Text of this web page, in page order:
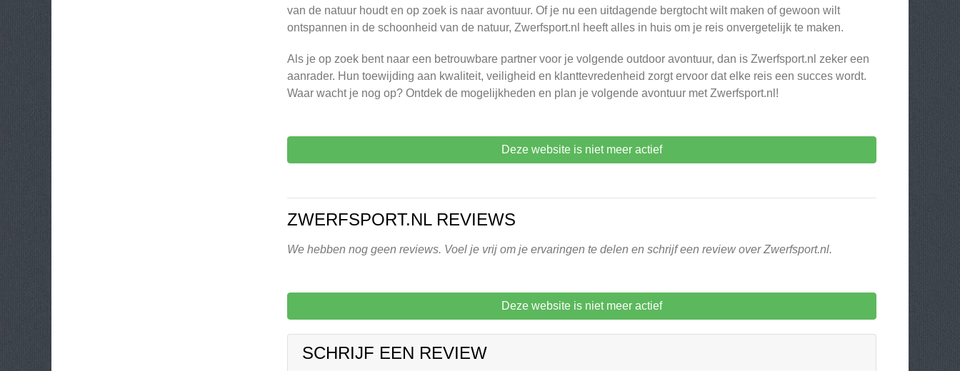
van de natuur houdt en op zoek is naar avontuur. Of je nu een uitdagende bergtocht wilt maken of gewoon wilt
ontspannen in de schoonheid van de natuur, Zwerfsport.nl heeft alles in huis om je reis onvergetelijk te maken.
Als je op zoek bent naar een betrouwbare partner voor je volgende outdoor avontuur, dan is Zwerfsport.nl zeker een
aanrader. Hun toewijding aan kwaliteit, veiligheid en klanttevredenheid zorgt ervoor dat elke reis een succes wordt.
Waar wacht je nog op? Ontdek de mogelijkheden en plan je volgende avontuur met Zwerfsport.nl!
Deze website is niet meer actief
ZWERFSPORT.NL REVIEWS
We hebben nog geen reviews. Voel je vrij om je ervaringen te delen en schrijf een review over Zwerfsport.nl.
Deze website is niet meer actief
SCHRIJF EEN REVIEW